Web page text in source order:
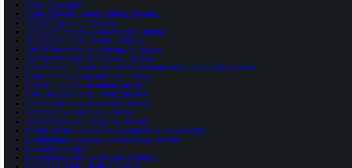
#9615 (bez tytułu)
„Auto-Eko-Gaz” Robert Karbarz, Połaniec
„BTBB” Sp. z o.o. Grzybów
„Juhnkers” Auto-Wymiana Wojciech Juhnke
„Świat Fryzur” Ewa Balicka, Połaniec
ABC Maluszka Sylwia Domagała, Staszów
Agro-Mar Tadeusz Marczewski, Staszów
AKWEDUKT Zakład Instalacji i Sieci Sanitarnych A. Kowalik, Staszów
Aleksandra Porębska, dietetyk, Staszów
Alicja Najmowicz, alergolog, Staszów
AMC Instal Mariusz Cecelon, Staszów
Andrzej Altenberg, weterynarz, Staszów
Andrzej Janik, kardiolog, Staszów
Andrzej Zygmunt, laryngolog, Staszów
Aneta i Jarosław Nawroccy, Agroturystyka, Domoradzice
Aneta Pragacz, internista, endokrynolog, Staszów
Animacje dla dzieci
Anna Goliczewska, weterynarz, Szydłów
Anna Janik, lekarz, okulista, Staszów